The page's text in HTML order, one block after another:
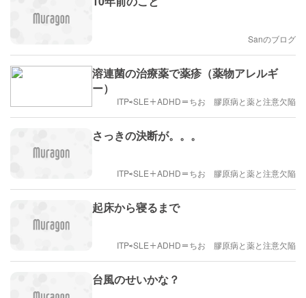
Sanのブログ
溶連菌の治療薬で薬疹（薬物アレルギ
ー）
ITP⇨SLE＋ADHD＝ちお 膠原病と薬と注意欠陥
さっきの決断が。。。
ITP⇨SLE＋ADHD＝ちお 膠原病と薬と注意欠陥
起床から寝るまで
ITP⇨SLE＋ADHD＝ちお 膠原病と薬と注意欠陥
台風のせいかな？